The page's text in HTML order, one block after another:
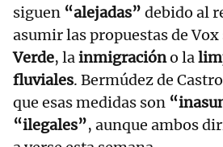
siguen “alejadas” debido al
asumir las propuestas de Vox
Verde, lainmigracióno la
fluviales. Bermúdez de
que esas medidas son
“ilegales”, aunque ambos